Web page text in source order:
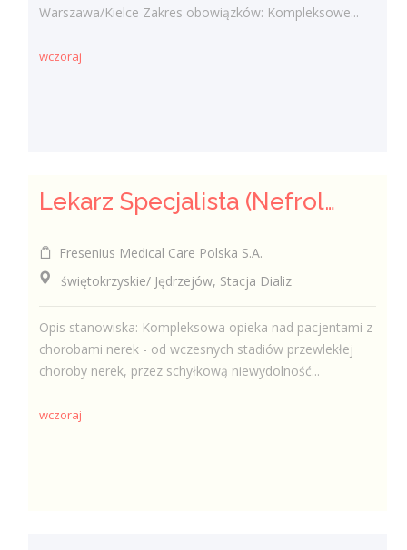
Warszawa/Kielce Zakres obowiązków: Kompleksowe...
wczoraj
Lekarz Specjalista (Nefrolog / Internista) (K/M/N)
Fresenius Medical Care Polska S.A.
świętokrzyskie/ Jędrzejów, Stacja Dializ
Opis stanowiska: Kompleksowa opieka nad pacjentami z
chorobami nerek - od wczesnych stadiów przewlekłej
choroby nerek, przez schyłkową niewydolność...
wczoraj